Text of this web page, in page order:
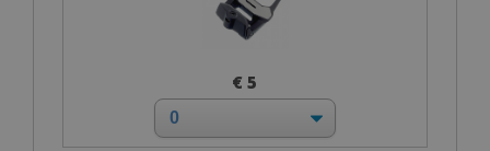
€ 5